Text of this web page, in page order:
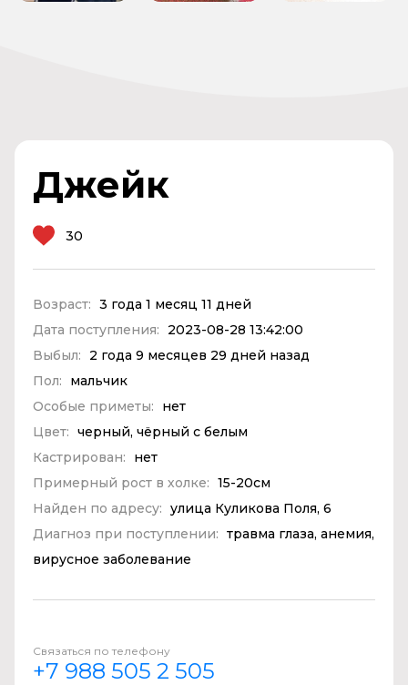
Джейк
30
Возраст: 3 года 1 месяц 11 дней
Дата поступления:
2023-08-28 13:42:00
Выбыл:
2 года 9 месяцев 29 дней назад
Пол:
мальчик
Особые приметы:
нет
Цвет: черный, чёрный с белым
Кастрирован:
нет
Примерный рост в холке: 15-20см
Найден по адресу: улица Куликова Поля, 6
Диагноз при поступлении: травма глаза, анемия,
вирусное заболевание
Связаться по телефону
+7 988 505 2 505